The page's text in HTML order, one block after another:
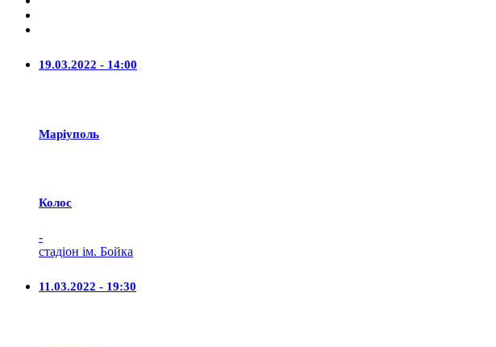
19.03.2022 - 14:00
Маріуполь
Колос
-
стадіон ім. Бойка
11.03.2022 - 19:30